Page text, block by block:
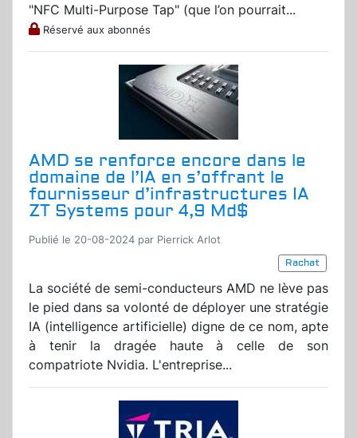
"NFC Multi-Purpose Tap" (que l’on pourrait...
Réservé aux abonnés
AMD se renforce encore dans le
domaine de l’IA en s’offrant le
fournisseur d’infrastructures IA
ZT Systems pour 4,9 Md$
Publié le 20-08-2024 par Pierrick Arlot
Rachat
La société de semi-conducteurs AMD ne lève pas
le pied dans sa volonté de déployer une stratégie
IA (intelligence artificielle) digne de ce nom, apte
à tenir la dragée haute à celle de son
compatriote Nvidia. L'entreprise...